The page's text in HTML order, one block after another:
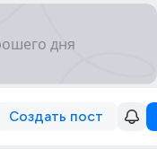
Создать пост